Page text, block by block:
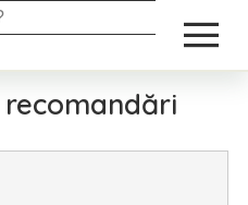
recomandări